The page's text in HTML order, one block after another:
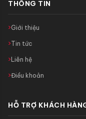
THÔNG TIN
Giới thiệu
Tin tức
Liên hệ
Điều khoản
HỖ TRỢ KHÁCH